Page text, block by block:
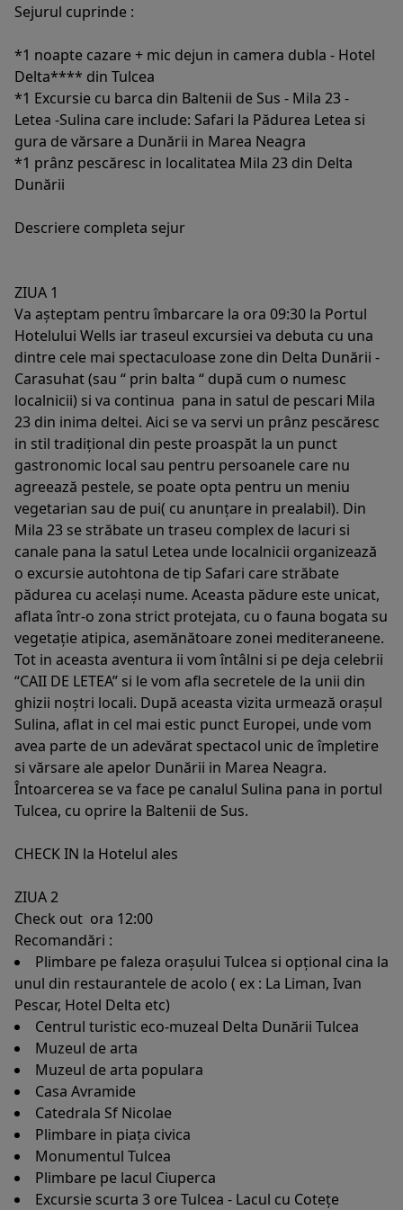
Sejurul cuprinde :
*1 noapte cazare + mic dejun in camera dubla - Hotel
Delta**** din Tulcea
*1 Excursie cu barca din Baltenii de Sus - Mila 23 -
Letea -Sulina care include: Safari la Pădurea Letea si
gura de vărsare a Dunării in Marea Neagra
*1 prânz pescăresc in localitatea Mila 23 din Delta
Dunării
Descriere completa sejur
ZIUA 1
Va așteptam pentru îmbarcare la ora 09:30 la Portul
Hotelului Wells iar traseul excursiei va debuta cu una
dintre cele mai spectaculoase zone din Delta Dunării -
Carasuhat (sau “ prin balta “ după cum o numesc
localnicii) si va continua pana in satul de pescari Mila
23 din inima deltei. Aici se va servi un prânz pescăresc
in stil tradițional din peste proaspăt la un punct
gastronomic local sau pentru persoanele care nu
agreează pestele, se poate opta pentru un meniu
vegetarian sau de pui( cu anunțare in prealabil). Din
Mila 23 se străbate un traseu complex de lacuri si
canale pana la satul Letea unde localnicii organizează
o excursie autohtona de tip Safari care străbate
pădurea cu același nume. Aceasta pădure este unicat,
aflata într-o zona strict protejata, cu o fauna bogata su
vegetație atipica, asemănătoare zonei mediteraneene.
Tot in aceasta aventura ii vom întâlni si pe deja celebrii
“CAII DE LETEA” si le vom afla secretele de la unii din
ghizii noștri locali. După aceasta vizita urmează orașul
Sulina, aflat in cel mai estic punct Europei, unde vom
avea parte de un adevărat spectacol unic de împletire
si vărsare ale apelor Dunării in Marea Neagra.
Întoarcerea se va face pe canalul Sulina pana in portul
Tulcea, cu oprire la Baltenii de Sus.
CHECK IN la Hotelul ales
ZIUA 2
Check out ora 12:00
Recomandări :
Plimbare pe faleza orașului Tulcea si opțional cina la
unul din restaurantele de acolo ( ex : La Liman, Ivan
Pescar, Hotel Delta etc)
Centrul turistic eco-muzeal Delta Dunării Tulcea
Muzeul de arta
Muzeul de arta populara
Casa Avramide
Catedrala Sf Nicolae
Plimbare in piața civica
Monumentul Tulcea
Plimbare pe lacul Ciuperca
Excursie scurta 3 ore Tulcea - Lacul cu Cotețe